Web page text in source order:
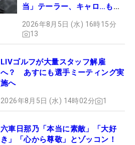
当」テーラー、キャロ…もチ
2026年8月5日 (水) 16時15分
13
LIVゴルフが大量スタッフ解雇
へ？ あすにも選手ミーティング実
施へ
2026年8月5日 (水) 14時02分 1
六車日那乃「本当に素敵」「大好
き」「心から尊敬」とゾッコン！